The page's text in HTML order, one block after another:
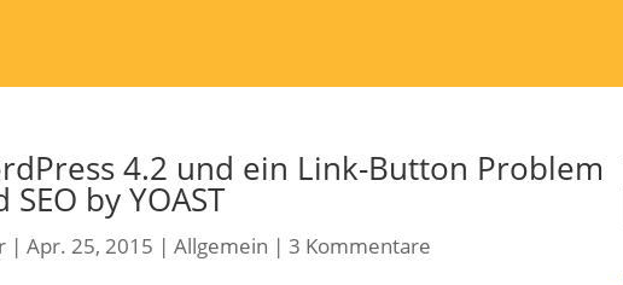
4.2 und ein Link-Button Problem
by YOAST
| Apr. 25, 2015 | Allgemein | 3 Kommentare